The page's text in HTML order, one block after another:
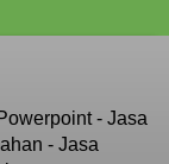
- Jasa
- Jasa